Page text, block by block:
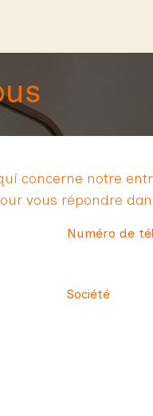
concerne notre
vous répondre
Numéro de
Société